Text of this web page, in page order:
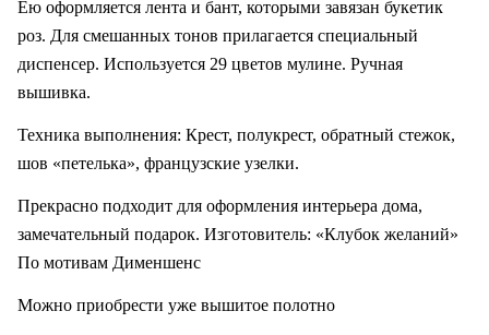
Ею оформляется лента и бант, которыми завязан букетик
роз. Для смешанных тонов прилагается специальный
диспенсер. Используется 29 цветов мулине. Ручная
вышивка.
Техника выполнения: Крест, полукрест, обратный стежок,
шов «петелька», французские узелки.
Прекрасно подходит для оформления интерьера дома,
замечательный подарок. Изготовитель: «Клубок желаний»
По мотивам Дименшенс
Можно приобрести уже вышитое полотно